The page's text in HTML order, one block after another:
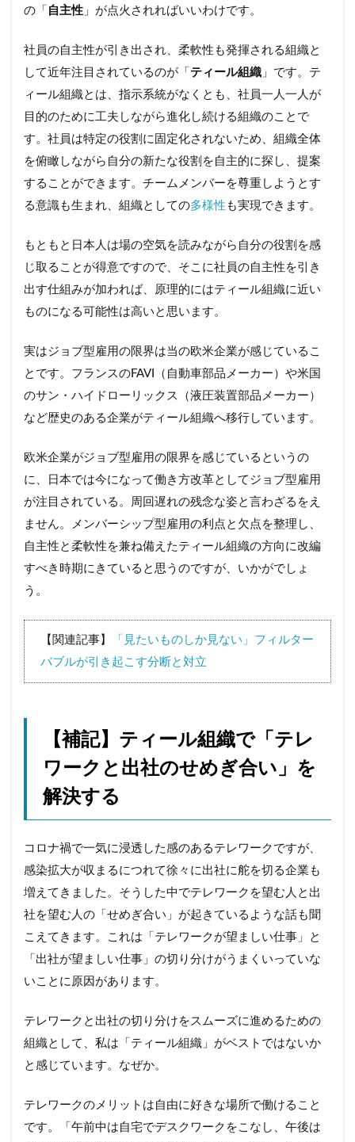
の「 自主性 」が点火されればいいわけです。
社員の自主性が引き出され、柔軟性も発揮される組織と
して近年注目されているのが「 ティール組織 」です。テ
ィール組織とは、指示系統がなくとも、社員一人一人が
目的のために工夫しながら進化し続ける組織のことで
す。社員は特定の役割に固定化されないため、組織全体
を俯瞰しながら自分の新たな役割を自主的に探し、提案
することができます。チームメンバーを尊重しようとす
る意識も生まれ、組織としての多様性 も実現できます。
もともと日本人は場の空気を読みながら自分の役割を感
じ取ることが得意ですので、そこに社員の自主性を引き
出す仕組みが加われば、原理的にはティール組織に近い
ものになる可能性は高いと思います。
実はジョブ型雇用の限界は当の欧米企業が感じているこ
とです。フランスのFAVI（自動車部品メーカー）や米国
のサン・ハイドローリックス（液圧装置部品メーカー）
など歴史のある企業がティール組織へ移行しています。
欧米企業がジョブ型雇用の限界を感じているというの
に、日本では今になって働き方改革としてジョブ型雇用
が注目されている。周回遅れの残念な姿と言わざるをえ
ません。メンバーシップ型雇用の利点と欠点を整理し、
自主性と柔軟性を兼ね備えたティール組織の方向に改編
すべき時期にきていると思うのですが、いかがでしょ
う。
【関連記事】
「見たいものしか見ない」フィルター
バブルが引き起こす分断と対立
【補記】ティール組織で「テレ
ワークと出社のせめぎ合い」を
解決する
コロナ禍で一気に浸透した感のあるテレワークですが、
感染拡大が収まるにつれて徐々に出社に舵を切る企業も
増えてきました。そうした中でテレワークを望む人と出
社を望む人の「せめぎ合い」が起きているような話も聞
こえてきます。これは「テレワークが望ましい仕事」と
「出社が望ましい仕事」の切り分けがうまくいっていな
いことに原因があります。
テレワークと出社の切り分けをスムーズに進めるための
組織として、私は「ティール組織」がベストではないか
と感じています。なぜか。
テレワークのメリットは自由に好きな場所で働けること
です。「午前中は自宅でデスクワークをこなし、午後は